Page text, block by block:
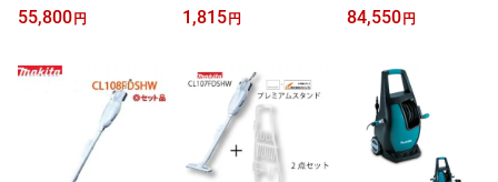
応 充電式保冷温庫 本体
のみ(バッテリ・充電器
W001GZO＞ 【保冷 保温
大容量 熱中 対策 クーラ
ーボックス 現場 農作業
スポーツ アウトドア】
55,800 円
認 センサー 針なし 穴開
かない】
1,815 円
電式保冷温庫 本体のみ
(バッテリ・充電器 別売)
面 真空断熱パネル 保冷
保温 熱中 対策 クーラー
ボックス 現場 農作業 ス
ポーツ アウトドア】
84,550 円